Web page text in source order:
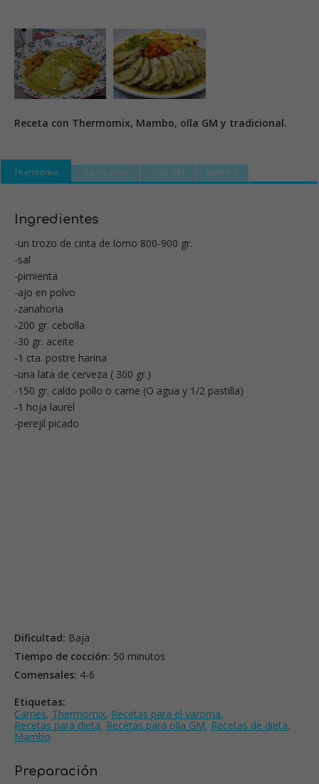
Receta con Thermomix, Mambo, olla GM y tradicional.
Thermomix Tradicional Olla GM Mambo
Ingredientes
-un trozo de cinta de lomo 800-900 gr.
-sal
-pimienta
-ajo en polvo
-zanahoria
-200 gr. cebolla
-30 gr. aceite
-1 cta. postre harina
-una lata de cerveza ( 300 gr.)
-150 gr. caldo pollo o carne (O agua y 1/2 pastilla)
-1 hoja laurel
-perejil picado
Dificultad: Baja
Tiempo de cocción: 50 minutos
Comensales: 4-6
Etiquetas:
Carnes, Thermomix, Recetas para el varoma,
Recetas para dieta, Recetas para olla GM, Recetas de dieta,
Mambo
Preparación